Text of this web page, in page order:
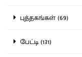
புத்தகங்கள் (69)
பேட்டி (131)